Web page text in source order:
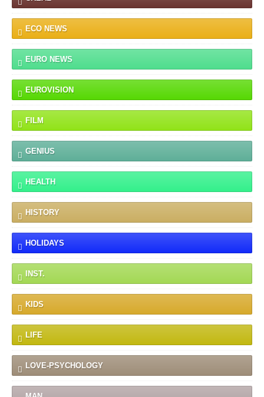
ECO NEWS
EURO NEWS
EUROVISION
FILM
GENIUS
HEALTH
HISTORY
HOLIDAYS
INST.
KIDS
LIFE
LOVE-PSYCHOLOGY